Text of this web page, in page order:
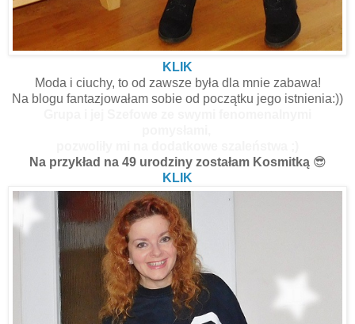
KLIK
Moda i ciuchy, to od zawsze była dla mnie zabawa!
Na blogu fantazjowałam sobie od początku jego istnienia:))
Na przykład na 49 urodziny zostałam Kosmitką 😎
KLIK